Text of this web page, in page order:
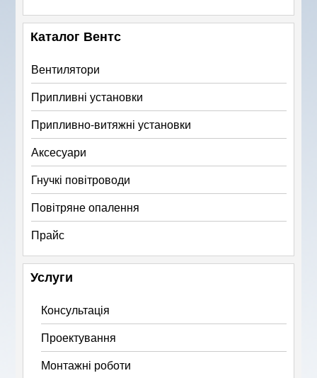
Каталог Вентс
Вентилятори
Припливні установки
Припливно-витяжні установки
Аксесуари
Гнучкі повітроводи
Повітряне опалення
Прайс
Услуги
Консультація
Проектування
Монтажні роботи